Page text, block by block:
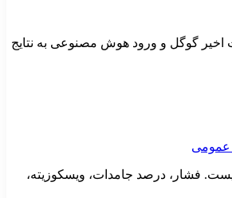
اخیر گوگل و ورود هوش مصنوعی به نتایج
عمومی
فشار، درصد جامدات، ویسکوزیته،